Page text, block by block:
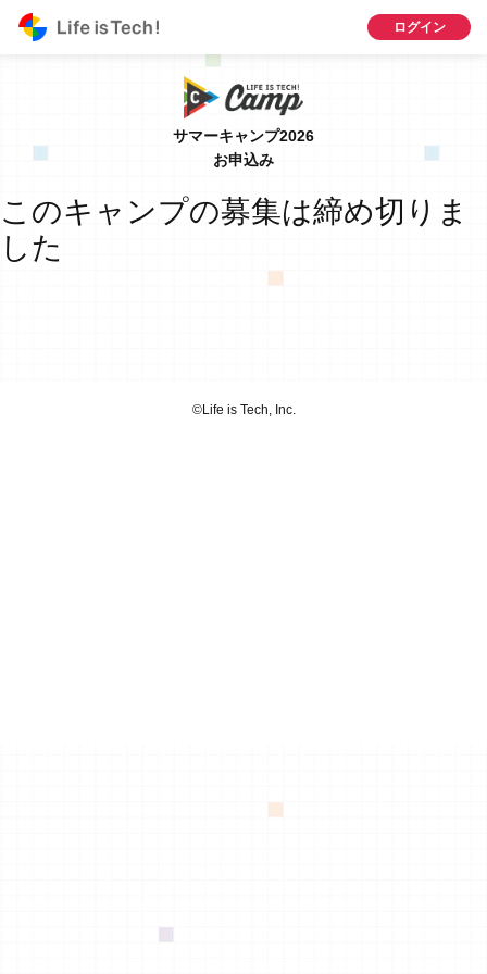
ログイン
サマーキャンプ2026
お申込み
このキャンプの募集は締め切りま
した
©︎Life is Tech, Inc.